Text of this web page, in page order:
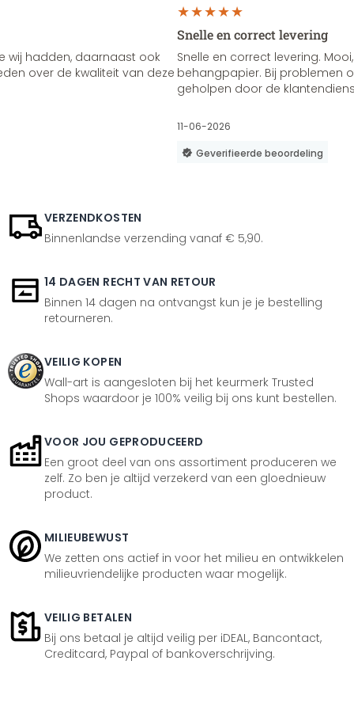
wij hadden, daarnaast ook
over de kwaliteit van deze
Snelle en correct levering
Snelle en correct levering.
behangpapier. Bij problemen
geholpen door de
11-06-2026
Geverifieerde beoordeling
VERZENDKOSTEN
Binnenlandse verzending vanaf € 5,90.
14 DAGEN RECHT VAN RETOUR
Binnen 14 dagen na ontvangst kun je je bestelling
retourneren.
VEILIG KOPEN
Wall-art is aangesloten bij het keurmerk Trusted
Shops waardoor je 100% veilig bij ons kunt bestellen.
VOOR JOU GEPRODUCEERD
Een groot deel van ons assortiment produceren we
zelf. Zo ben je altijd verzekerd van een gloednieuw
product.
MILIEUBEWUST
We zetten ons actief in voor het milieu en ontwikkelen
milieuvriendelijke producten waar mogelijk.
VEILIG BETALEN
Bij ons betaal je altijd veilig per iDEAL, Bancontact,
Creditcard, Paypal of bankoverschrijving.